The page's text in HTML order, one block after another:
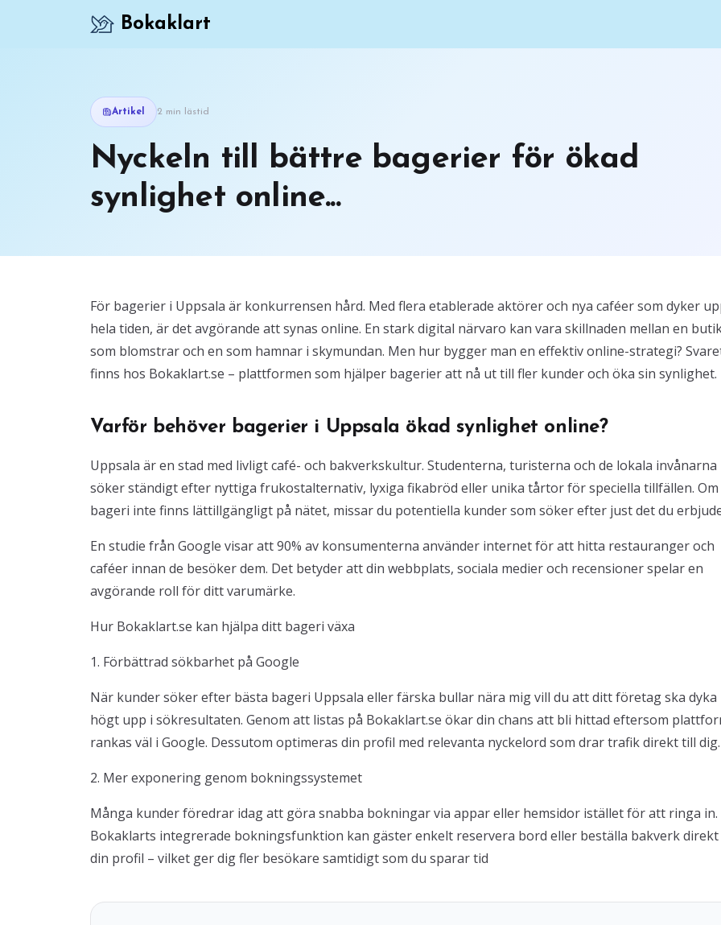
Bokaklart
Artikel 2 min lästid
Nyckeln till bättre bagerier för ökad
synlighet online...
För bagerier i Uppsala är konkurrensen hård. Med flera etablerade aktörer och nya caféer som dyker
hela tiden, är det avgörande att synas online. En stark digital närvaro kan vara skillnaden mellan en
som blomstrar och en som hamnar i skymundan. Men hur bygger man en effektiv online-strategi?
finns hos Bokaklart.se – plattformen som hjälper bagerier att nå ut till fler kunder och öka sin synlighet.
Varför behöver bagerier i Uppsala ökad synlighet online?
Uppsala är en stad med livligt café- och bakverkskultur. Studenterna, turisterna och de lokala invånarna
söker ständigt efter nyttiga frukostalternativ, lyxiga fikabröd eller unika tårtor för speciella tillfällen.
bageri inte finns lättillgängligt på nätet, missar du potentiella kunder som söker efter just det du
En studie från Google visar att 90% av konsumenterna använder internet för att hitta restauranger och
caféer innan de besöker dem. Det betyder att din webbplats, sociala medier och recensioner spelar en
avgörande roll för ditt varumärke.
Hur Bokaklart.se kan hjälpa ditt bageri växa
1. Förbättrad sökbarhet på Google
När kunder söker efter bästa bageri Uppsala eller färska bullar nära mig vill du att ditt företag ska dyka
högt upp i sökresultaten. Genom att listas på Bokaklart.se ökar din chans att bli hittad eftersom
rankas väl i Google. Dessutom optimeras din profil med relevanta nyckelord som drar trafik direkt till dig.
2. Mer exponering genom bokningssystemet
Många kunder föredrar idag att göra snabba bokningar via appar eller hemsidor istället för att ringa in.
Bokaklarts integrerade bokningsfunktion kan gäster enkelt reservera bord eller beställa bakverk
din profil – vilket ger dig fler besökare samtidigt som du sparar tid